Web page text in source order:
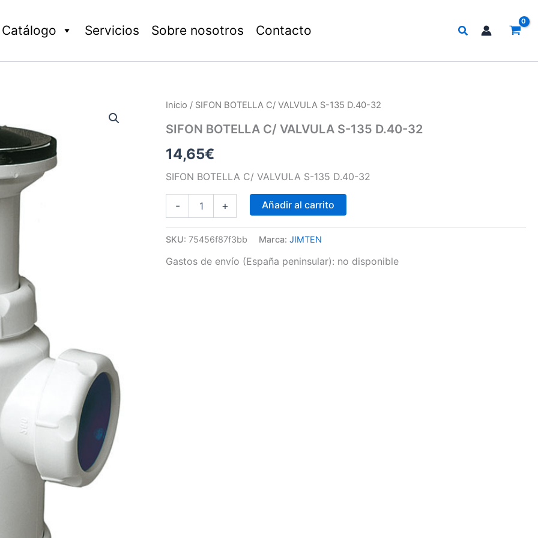
Catálogo Servicios Sobre nosotros Contacto Buscar
Inicio / SIFON BOTELLA C/ VALVULA S-135 D.40-32
SIFON BOTELLA C/ VALVULA S-135 D.40-32
14,65€
SIFON BOTELLA C/ VALVULA S-135 D.40-32
-
SIFON
C/
S-
D.40-
+ Añadir al carrito
SKU:75456f87f3bb Marca:JIMTEN
Gastos de envío (España peninsular): no disponible